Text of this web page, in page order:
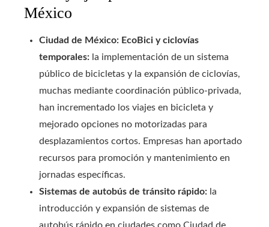
México
Ciudad de México: EcoBici y ciclovías
temporales: la implementación de un sistema
público de bicicletas y la expansión de ciclovías,
muchas mediante coordinación público-privada,
han incrementado los viajes en bicicleta y
mejorado opciones no motorizadas para
desplazamientos cortos. Empresas han aportado
recursos para promoción y mantenimiento en
jornadas específicas.
Sistemas de autobús de tránsito rápido: la
introducción y expansión de sistemas de